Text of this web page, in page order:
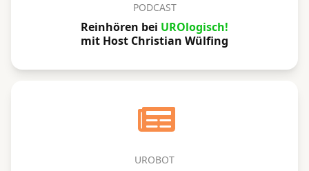
PODCAST
Reinhören bei UROlogisch!
mit Host Christian Wülfing
UROBOT